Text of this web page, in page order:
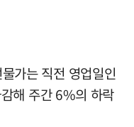
가는 직전 영업일인
해 주간 6%의 하락